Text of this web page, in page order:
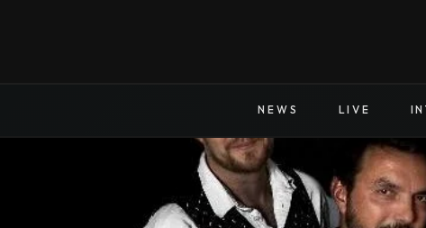
NEWS LIVE